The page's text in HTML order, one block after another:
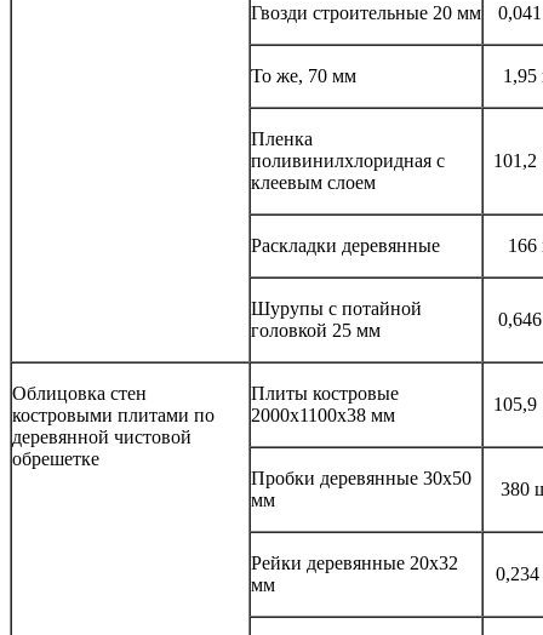
Гвозди строительные 20 мм
То же, 70 мм 1,95
Пленка
поливинилхлоридная с
клеевым слоем
Раскладки деревянные 166
Шурупы с потайной
головкой 25 мм
Облицовка стен
костровыми плитами по
деревянной чистовой
обрешетке
Плиты костровые
2000x1100x38 мм
Пробки деревянные 30x50
мм
380
Рейки деревянные 20x32
мм